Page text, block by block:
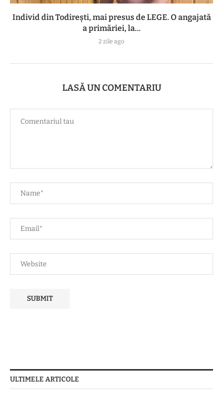
Individ din Todirești, mai presus de LEGE. O angajată
a primăriei, la...
2 zile ago
LASĂ UN COMENTARIU
ULTIMELE ARTICOLE